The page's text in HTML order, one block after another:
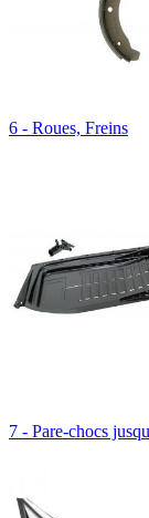
6 - Roues, Freins
7 - Pare-chocs